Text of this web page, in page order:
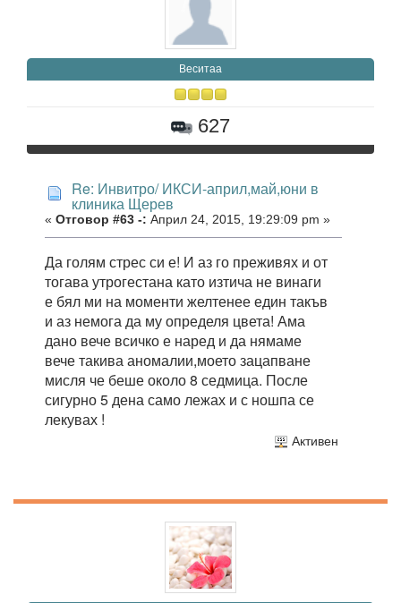
Веситаа
627
Re: Инвитро/ ИКСИ-април,май,юни в
клиника Щерев
« Отговор #63 -: Април 24, 2015, 19:29:09 pm »
Да голям стрес си е! И аз го преживях и от
тогава утрогестана като изтича не винаги
е бял ми на моменти желтенее един такъв
и аз немога да му определя цвета! Ама
дано вече всичко е наред и да нямаме
вече такива аномалии,моето зацапване
мисля че беше около 8 седмица. После
сигурно 5 дена само лежах и с ношпа се
лекувах !
Активен